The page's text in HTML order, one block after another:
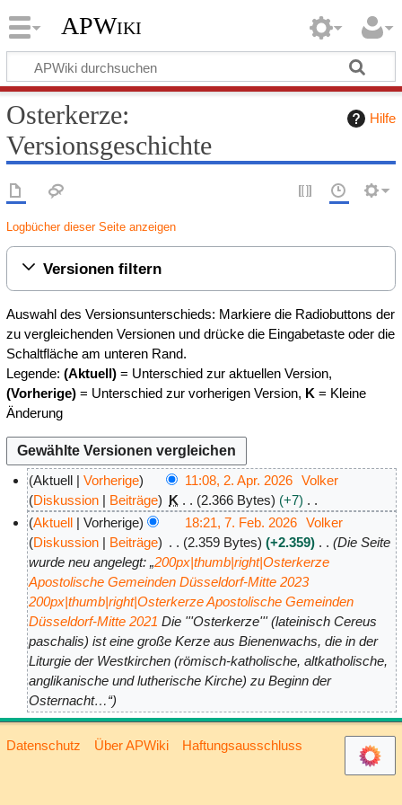
APWiki
Hilfe
Osterkerze:
Versionsgeschichte
Logbücher dieser Seite anzeigen
Versionen filtern
Auswahl des Versionsunterschieds: Markiere die Radiobuttons der
zu vergleichenden Versionen und drücke die Eingabetaste oder die
Schaltfläche am unteren Rand.
Legende: (Aktuell)= Unterschied zur aktuellen Version,
(Vorherige)= Unterschied zur vorherigen Version, K = Kleine
Änderung
Aktuell Vorherige 11:08, 2. Apr. 2026
Volker
Diskussion
Beiträge K 2.366 Bytes
+7
K
e
i
n
e
B
e
a
r
b
e
2
0
Aktuell Vorherige 18:21, 7. Feb. 2026
Volker
Diskussion
Beiträge 2.359 Bytes +2.359
Die Seite
wurde neu angelegt: „200px|thumb|right|Osterkerze
Apostolische Gemeinden Düsseldorf-Mitte 2023
200px|thumb|right|Osterkerze Apostolische Gemeinden
Düsseldorf-Mitte 2021 Die '''Osterkerze''' (lateinisch Cereus
paschalis) ist eine große Kerze aus Bienenwachs, die in der
Liturgie der Westkirchen (römisch-katholische, altkatholische,
anglikanische und lutherische Kirche) zu Beginn der
Osternacht…“
Datenschutz Über APWiki Haftungsausschluss